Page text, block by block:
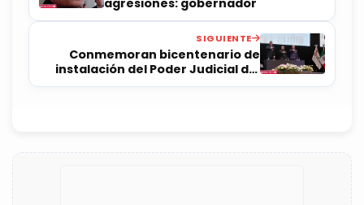
SIGUIENTE
Conmemoran bicentenario de
instalación del Poder Judicial del
Estado de Querétaro